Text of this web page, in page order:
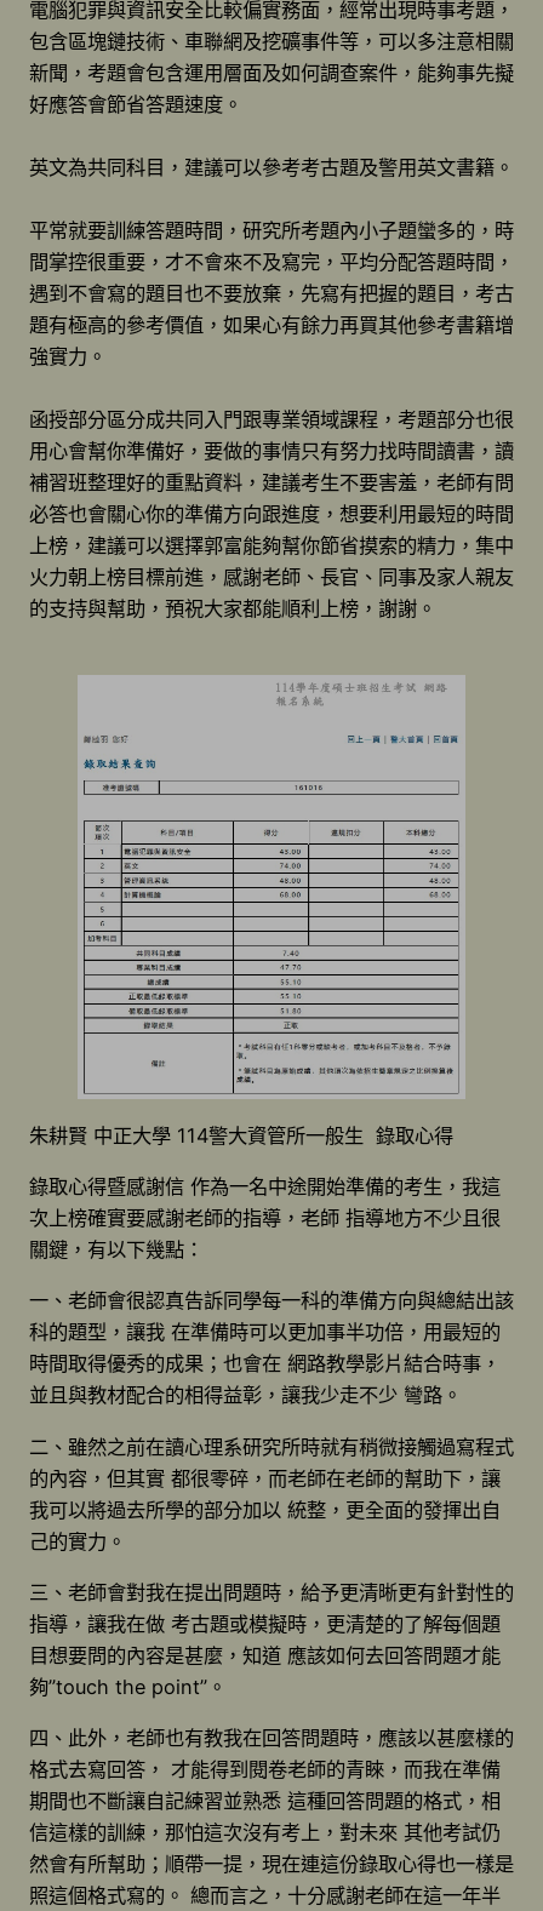
電腦犯罪與資訊安全比較偏實務面，經常出現時事考題，
包含區塊鏈技術、車聯網及挖礦事件等，可以多注意相關
新聞，考題會包含運用層面及如何調查案件，能夠事先擬
好應答會節省答題速度。
英文為共同科目，建議可以參考考古題及警用英文書籍。
平常就要訓練答題時間，研究所考題內小子題蠻多的，時
間掌控很重要，才不會來不及寫完，平均分配答題時間，
遇到不會寫的題目也不要放棄，先寫有把握的題目，考古
題有極高的參考價值，如果心有餘力再買其他參考書籍增
強實力。
函授部分區分成共同入門跟專業領域課程，考題部分也很
用心會幫你準備好，要做的事情只有努力找時間讀書，讀
補習班整理好的重點資料，建議考生不要害羞，老師有問
必答也會關心你的準備方向跟進度，想要利用最短的時間
上榜，建議可以選擇郭富能夠幫你節省摸索的精力，集中
火力朝上榜目標前進，感謝老師、長官、同事及家人親友
的支持與幫助，預祝大家都能順利上榜，謝謝。
朱耕賢 中正大學 114警大資管所一般生 錄取心得
錄取心得暨感謝信 作為一名中途開始準備的考生，我這
次上榜確實要感謝老師的指導，老師 指導地方不少且很
關鍵，有以下幾點：
一、老師會很認真告訴同學每一科的準備方向與總結出該
科的題型，讓我 在準備時可以更加事半功倍，用最短的
時間取得優秀的成果；也會在 網路教學影片結合時事，
並且與教材配合的相得益彰，讓我少走不少 彎路。
二、雖然之前在讀心理系研究所時就有稍微接觸過寫程式
的內容，但其實 都很零碎，而老師在老師的幫助下，讓
我可以將過去所學的部分加以 統整，更全面的發揮出自
己的實力。
三、老師會對我在提出問題時，給予更清晰更有針對性的
指導，讓我在做 考古題或模擬時，更清楚的了解每個題
目想要問的內容是甚麼，知道 應該如何去回答問題才能
夠”touch the point”。
四、此外，老師也有教我在回答問題時，應該以甚麼樣的
格式去寫回答， 才能得到閱卷老師的青睞，而我在準備
期間也不斷讓自記練習並熟悉 這種回答問題的格式，相
信這樣的訓練，那怕這次沒有考上，對未來 其他考試仍
然會有所幫助；順帶一提，現在連這份錄取心得也一樣是
照這個格式寫的。 總而言之，十分感謝老師在這一年半